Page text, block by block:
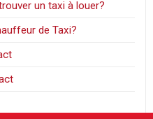
un taxi à louer?
de Taxi?